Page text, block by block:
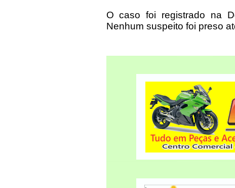
O caso foi registrado na
Nenhum suspeito foi preso